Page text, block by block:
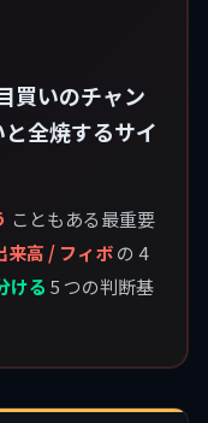
買いのチャン
全焼するサイ
こともある最重要
来高 / フィボの 4
ける 5 つの判断基